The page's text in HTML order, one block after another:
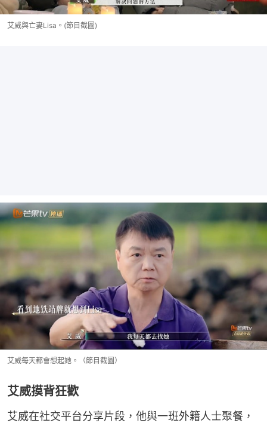
艾威與亡妻Lisa。(節目截圖)
艾威每天都會想起她。（節目截圖）
艾威摸背狂歡
艾威在社交平台分享片段，他與一班外籍人士聚餐，